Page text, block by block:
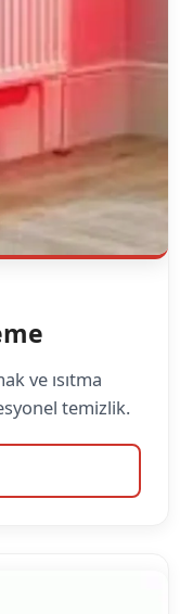
ve ısıtma
temizlik.